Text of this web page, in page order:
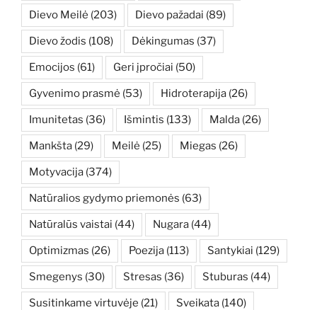
Dievo Meilė (203) Dievo pažadai (89)
Dievo žodis (108) Dėkingumas (37)
Emocijos (61) Geri įpročiai (50)
Gyvenimo prasmė (53) Hidroterapija (26)
Imunitetas (36) Išmintis (133) Malda (26)
Mankšta (29) Meilė (25) Miegas (26)
Motyvacija (374)
Natūralios gydymo priemonės (63)
Natūralūs vaistai (44) Nugara (44)
Optimizmas (26) Poezija (113) Santykiai (129)
Smegenys (30) Stresas (36) Stuburas (44)
Susitinkame virtuvėje (21) Sveikata (140)